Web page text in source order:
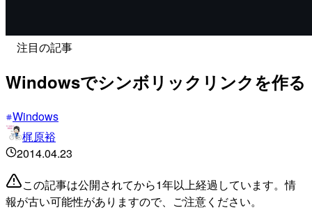
注目の記事
Windowsでシンボリックリンクを作る
Windows
梶原裕
2014.04.23
この記事は公開されてから1年以上経過しています。情
報が古い可能性がありますので、ご注意ください。